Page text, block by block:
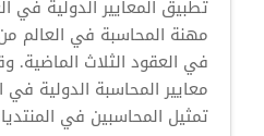
تطبيق المعايير الدولية في
مهنة المحاسبة في العالم
في العقود الثلاث
معايير المحاسبة الدولية في
تمثيل المحاسبين في